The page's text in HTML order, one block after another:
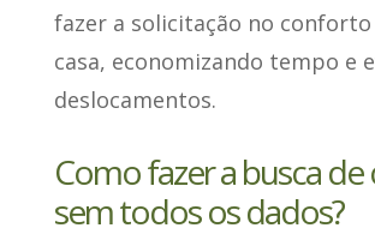
fazer a solicitação no conforto
casa, economizando tempo e
deslocamentos.
Como fazer a busca
sem todos os dados?